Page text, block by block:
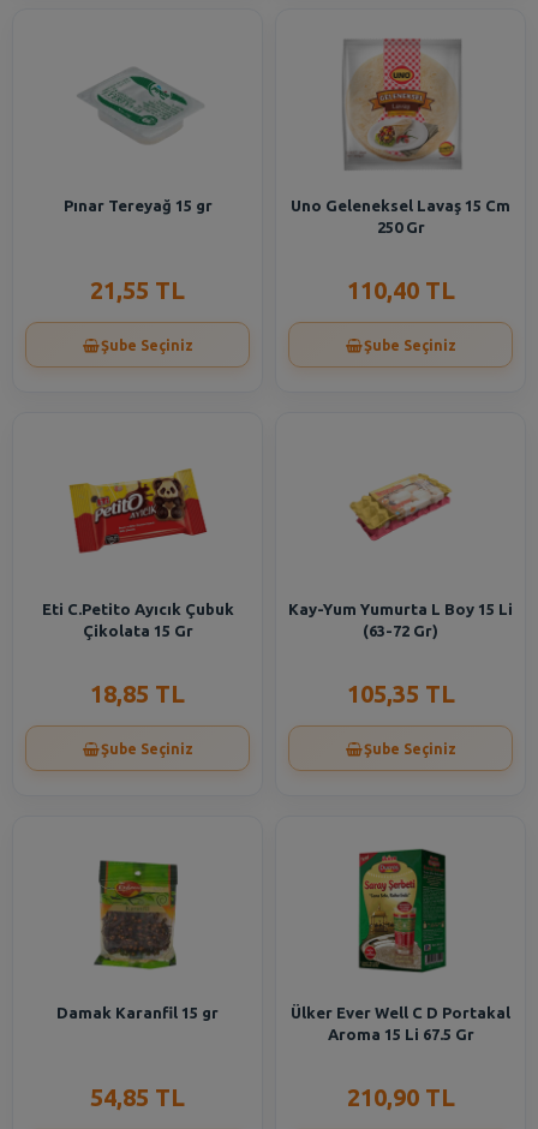
Pınar Tereyağ 15 gr
21,55 TL
Şube Seçiniz
Uno Geleneksel Lavaş 15 Cm
250 Gr
110,40 TL
Şube Seçiniz
Eti C.Petito Ayıcık Çubuk
Çikolata 15 Gr
18,85 TL
Şube Seçiniz
Kay-Yum Yumurta L Boy 15 Li
(63-72 Gr)
105,35 TL
Şube Seçiniz
Damak Karanfil 15 gr
54,85 TL
Ülker Ever Well C D Portakal
Aroma 15 Li 67.5 Gr
210,90 TL